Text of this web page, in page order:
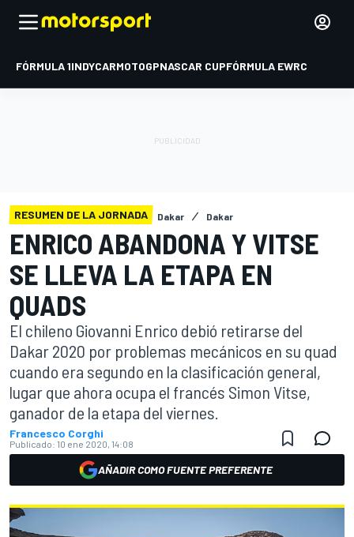
FÓRMULA 1INDYCARMOTOGPNASCAR CUPFÓRMULA EWRC
RESUMEN DE LA JORNADA Dakar Dakar
ENRICO ABANDONA Y VITSE
SE LLEVA LA ETAPA EN
QUADS
El chileno Giovanni Enrico debió retirarse del
Dakar 2020 por problemas mecánicos en su quad
cuando era segundo en la clasificación general,
lugar que ahora ocupa el francés Simon Vitse,
ganador de la etapa del viernes.
Francesco Corghi
Publicado: 10 ene 2020, 14:08
AÑADIR COMO FUENTE PREFERENTE